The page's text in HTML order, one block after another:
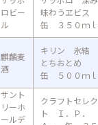
ロビー
ル
味わうヱビス
缶 ３５０ｍｌ
麒麟麦
酒
キリン 氷結
とちおとめ
缶 ５００ｍｌ
サント
リーホ
ールデ
クラフトセレク
ト Ｉ．Ｐ．